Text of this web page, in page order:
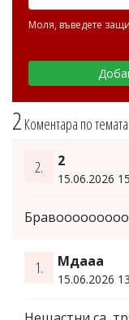
2 Коментара по темата
2. 2
15.06.2026
Бравооооооооо
1. Мдааа
15.06.2026
Моля, въведете